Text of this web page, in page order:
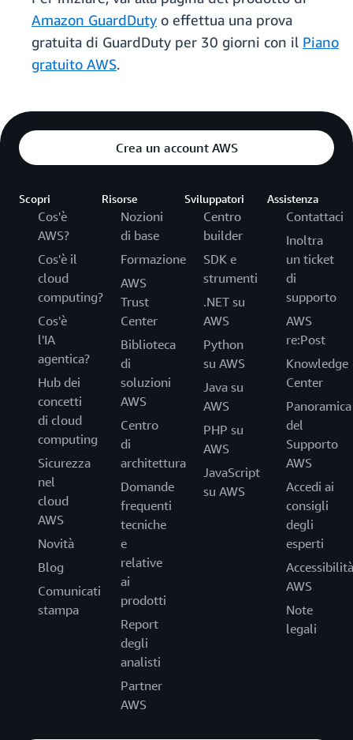
Amazon GuardDuty o effettua una prova
gratuita di GuardDuty per 30 giorni con il Piano
gratuito AWS.
Crea un account AWS
Scopri
Cos'è
AWS?
Cos'è il
cloud
computing?
Cos'è
l'IA
agentica?
Hub dei
concetti
di cloud
computing
Sicurezza
nel
cloud
AWS
Novità
Blog
Comunicati
stampa
Risorse
Nozioni
di base
Formazione
AWS
Trust
Center
Biblioteca
di
soluzioni
AWS
Centro
di
architettura
Domande
frequenti
tecniche
e
relative
ai
prodotti
Report
degli
analisti
Partner
AWS
Sviluppatori
Centro
builder
SDK e
strumenti
.NET su
AWS
Python
su AWS
Java su
AWS
PHP su
AWS
JavaScript
su AWS
Assistenza
Contattaci
Inoltra
un ticket
di
supporto
AWS
re:Post
Knowledge
Center
Panoramica
del
Supporto
AWS
Accedi ai
consigli
degli
esperti
Accessibilità
AWS
Note
legali